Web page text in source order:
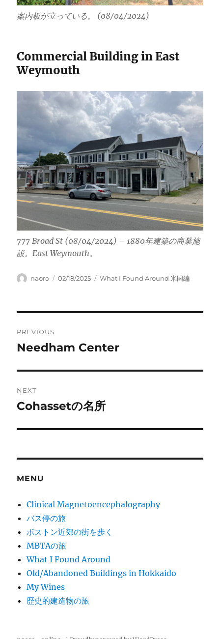
案内板が立っている。 (08/04/2024)
Commercial Building in East
Weymouth
777 Broad St (08/04/2024) – 1880年建築の商業施
設。East Weymouth。
Author
naoro
Posted
02/18/2025 Categories
What I Found Around 米国編
navigation
PREVIOUS
Previous
Needham Center
NEXT
Next
Cohassetの名所
MENU
Clinical Magnetoencephalography
バス停の旅
ボストン近郊の街を歩く
MBTAの旅
What I Found Around
Old/Abandoned Buildings in Hokkaido
My Wines
歴史的建造物の旅